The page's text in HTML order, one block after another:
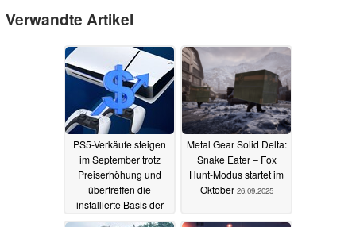
Verwandte Artikel
PS5-Verkäufe steigen
im September trotz
Preiserhöhung und
übertreffen die
installierte Basis der
PS323.10.2025
Metal Gear Solid Delta:
Snake Eater – Fox
Hunt-Modus startet im
Oktober 26.09.2025